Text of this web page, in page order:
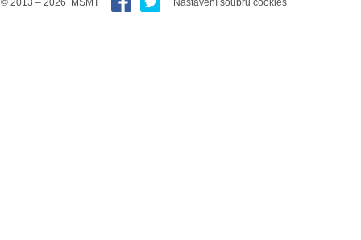
© 2013 – 2026 MŠMT Nastavení soubrů cookies